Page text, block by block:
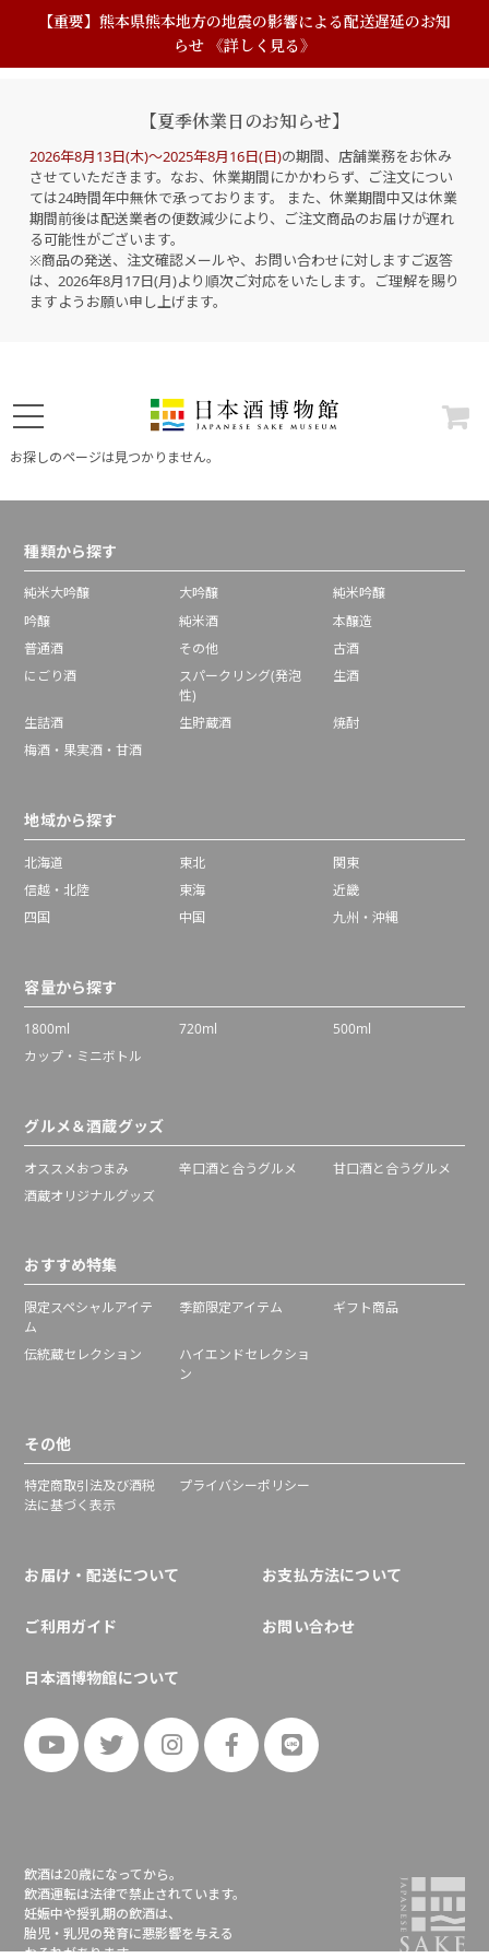
【重要】熊本県熊本地方の地震の影響による配送遅延のお知
らせ 《詳しく見る》
【夏季休業日のお知らせ】
2026年8月13日(木)～2025年8月16日(日)の期間、店舗業務をお休み
させていただきます。なお、休業期間にかかわらず、ご注文につい
ては24時間年中無休で承っております。 また、休業期間中又は休業
期間前後は配送業者の便数減少により、ご注文商品のお届けが遅れ
る可能性がございます。
※商品の発送、注文確認メールや、お問い合わせに対しますご返答
は、2026年8月17日(月)より順次ご対応をいたします。ご理解を賜り
ますようお願い申し上げます。
お探しのページは見つかりません。
種類から探す
純米大吟醸 大吟醸
純米吟醸
吟醸
純米酒
本醸造
普通酒
その他
古酒
にごり酒
スパークリング(発泡
性)
生酒
生詰酒 生貯蔵酒
焼酎
梅酒・果実酒・甘酒
地域から探す
北海道 東北
関東
信越・北陸
東海
近畿
四国
中国 九州・沖縄
容量から探す
1800ml 720ml
500ml
カップ・ミニボトル
グルメ＆酒蔵グッズ
オススメおつまみ 辛口酒と合うグルメ
甘口酒と合うグルメ
酒蔵オリジナルグッズ
おすすめ特集
限定スペシャルアイテ
ム
季節限定アイテム ギフト商品
伝統蔵セレクション
ハイエンドセレクショ
ン
その他
特定商取引法及び酒税
法に基づく表示
プライバシーポリシー
お届け・配送について お支払方法について
ご利用ガイド お問い合わせ
日本酒博物館について
飲酒は20歳になってから。
飲酒運転は法律で禁止されています。
妊娠中や授乳期の飲酒は、
胎児・乳児の発育に悪影響を与える
おそれがあります。